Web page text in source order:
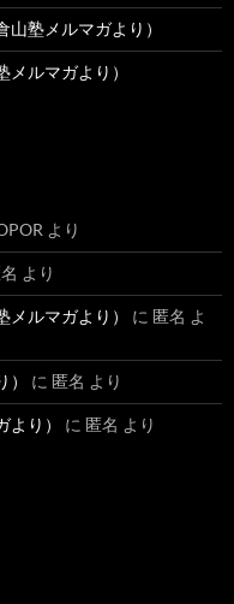
塾メルマガより）
ルマガより）
より
より
ルマガより） に 匿名 よ
に 匿名 より
り） に 匿名 より